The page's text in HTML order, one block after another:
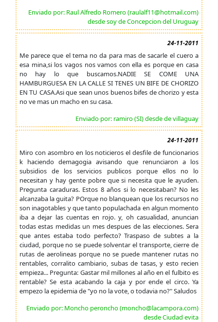
Enviado por: Raul Alfredo Romero (raulalf11@hotmail.com)
desde soy de Concepcion del Uruguay
24-11-2011
Me parece que el tema no da para mas de sacarle el cuero a
esa mina,si los vagos nos vamos con ella es porque en casa
no hay lo que buscamos.NADIE SE COME UNA
HAMBURGUESA EN LA CALLE SI TENES UN BIFE DE CHORIZO
EN TU CASA.Asi que sean unos buenos bifes de chorizo y esta
no ve mas un macho en su casa.
Enviado por: ramiro (SI) desde de villaguay
24-11-2011
Miro con asombro en los noticieros el desfile de funcionarios
k haciendo demagogia avisando que renunciaron a los
subsidios de los servicios publicos porque ellos no lo
necesitan y hay gente pobre que si necesita que le ayuden.
Pregunta caraduras. Estos 8 años si lo necesitaban? No les
alcanzaba la guita? POrque no blanquean que los recursos no
son inagotables y que tanto populachada en algun momento
iba a dejar las cuentas en rojo. y, oh casualidad, anuncian
todas estas medidas un mes despues de las elecciones. Sera
que antes estaba todo perfecto? Traspaso de subtes a la
ciudad, porque no se puede solventar el transporte, cierre de
rutas de aerolineas porque no se puede mantener rutas no
rentables, corralito cambiario, subas de tasas, y esto recien
empieza... Pregunta: Gastar mil millones al año en el fulbito es
rentable? Se esta acabando la caja y por ende el circo. Ya
empezo la epidemia de "yo no la vote, o todavia no?" Saludos
Enviado por: Moncho peroncho (moncho@lacampora.com)
desde Ciudad evita